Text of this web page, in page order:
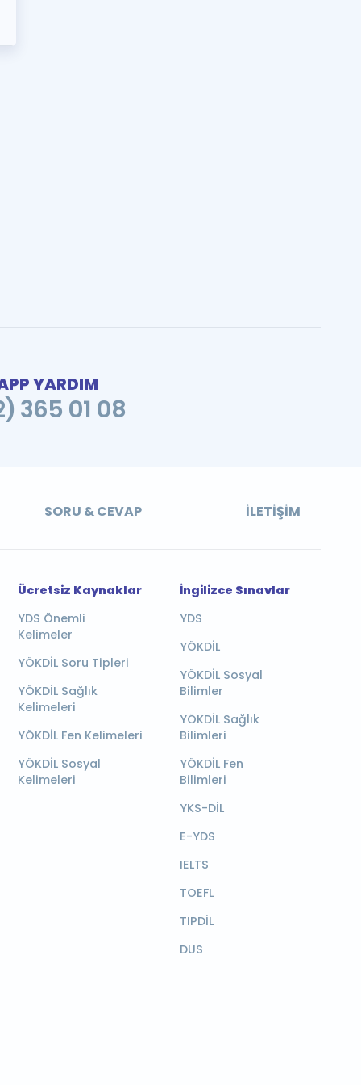
YARDIM
365 01 08
SORU & CEVAP İLETIŞIM
Ücretsiz Kaynaklar
YDS Önemli
Kelimeler
YÖKDİL Soru Tipleri
YÖKDİL Sağlık
Kelimeleri
YÖKDİL Fen Kelimeleri
YÖKDİL Sosyal
Kelimeleri
İngilizce Sınavlar
YDS
YÖKDİL
YÖKDİL Sosyal
Bilimler
YÖKDİL Sağlık
Bilimleri
YÖKDİL Fen
Bilimleri
YKS-DİL
E-YDS
IELTS
TOEFL
TIPDİL
DUS